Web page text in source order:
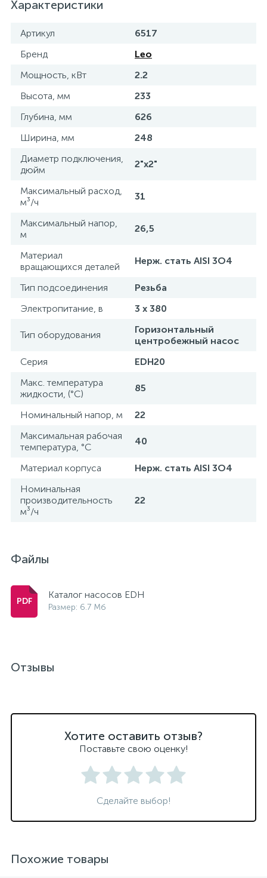
Характеристики
Артикул
6517
Бренд
Leo
Мощность, кВт
2.2
Высота, мм
233
Глубина, мм
626
Ширина, мм
248
Диаметр подключения,
дюйм
2"х2"
Максимальный расход,
м³/ч
31
Максимальный напор,
м
26,5
Материал
вращающихся деталей
Нерж. стать AISI 3O4
Тип подсоединения
Резьба
Электропитание, в
3 х 380
Тип оборудования
Горизонтальный
центробежный насос
Серия
EDH20
Макс. температура
жидкости, (°С)
85
Номинальный напор, м
22
Максимальная рабочая
температура, °С
40
Материал корпуса
Нерж. стать AISI 3O4
Номинальная
производительность
м³/ч
22
Файлы
Каталог насосов EDH
Размер: 6.7 Мб
Отзывы
Хотите оставить отзыв?
Поставьте свою оценку!
Сделайте выбор!
Похожие товары